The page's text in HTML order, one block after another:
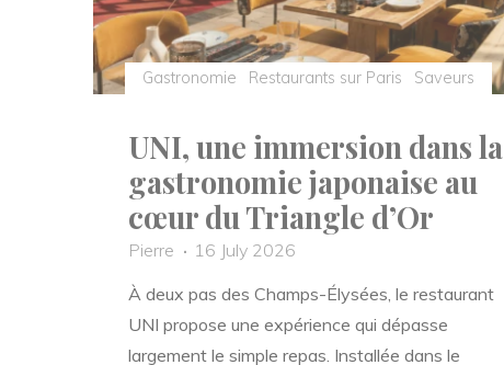
féminin
sur
un
parisien"
Gastronomie Restaurants sur Paris Saveurs
UNI, une immersion dans la
gastronomie japonaise au
cœur du Triangle d’Or
Pierre
16 July 2026
À deux pas des Champs-Élysées, le restaurant
UNI propose une expérience qui dépasse
largement le simple repas. Installée dans le